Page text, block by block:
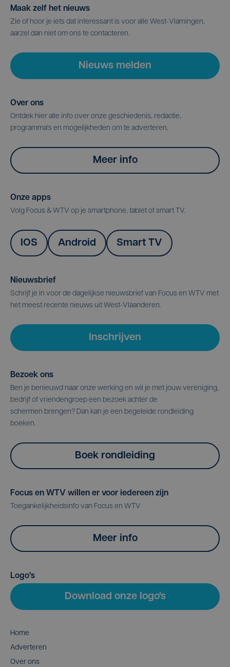
Maak zelf het nieuws
Zie of hoor je iets dat interessant is voor alle West-Vlamingen,
aarzel dan niet om ons te contacteren.
Nieuws melden
Over ons
Ontdek hier alle info over onze geschiedenis, redactie,
programma's en mogelijkheden om te adverteren.
Meer info
Onze apps
Volg Focus & WTV op je smartphone, tablet of smart TV.
IOS Android Smart TV
Nieuwsbrief
Schrijf je in voor de dagelijkse nieuwsbrief van Focus en WTV met
het meest recente nieuws uit West-Vlaanderen.
Inschrijven
Bezoek ons
Ben je benieuwd naar onze werking en wil je met jouw vereniging,
bedrijf of vriendengroep een bezoek achter de
schermen brengen? Dan kan je een begeleide rondleiding
boeken.
Boek rondleiding
Focus en WTV willen er voor iedereen zijn
Toegankelijkheidsinfo van Focus en WTV
Meer info
Logo's
Download onze logo's
Home
Adverteren
Over ons